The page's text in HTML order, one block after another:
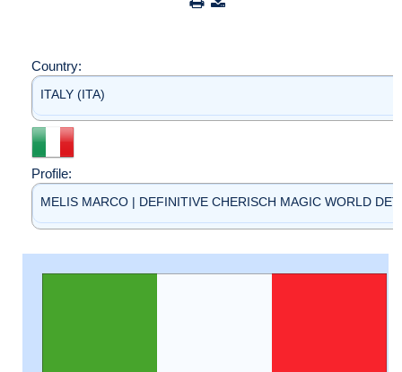
Country:
ITALY (ITA)
Profile:
MELIS MARCO | DEFINITIVE CHERISCH MAGIC WORLD